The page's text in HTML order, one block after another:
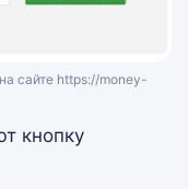
сайте https://money-
кнопку